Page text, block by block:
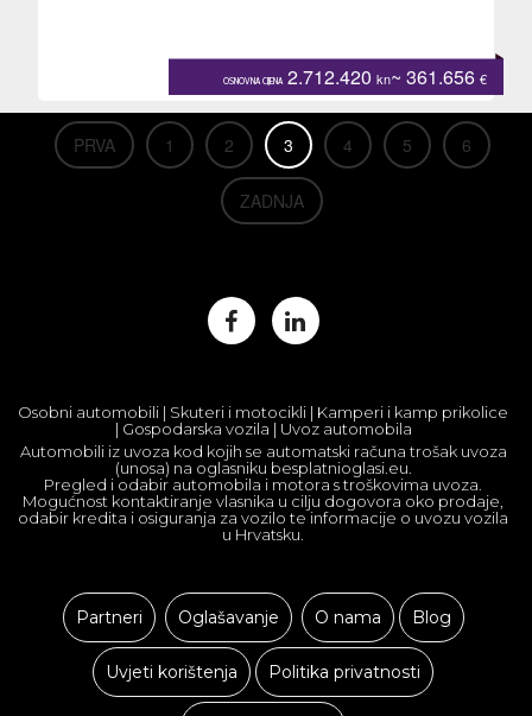
OSNOVNA CIJENA 2.712.420 kn~ 361.656 €
PRVA 1 2 3 4 5 6
ZADNJA
Osobni automobili | Skuteri i motocikli | Kamperi i kamp prikolice
| Gospodarska vozila | Uvoz automobila
Automobili iz uvoza kod kojih se automatski računa trošak uvoza
(unosa) na oglasniku besplatnioglasi.eu.
Pregled i odabir automobila i motora s troškovima uvoza.
Mogućnost kontaktiranje vlasnika u cilju dogovora oko prodaje,
odabir kredita i osiguranja za vozilo te informacije o uvozu vozila
u Hrvatsku.
Partneri Oglašavanje O nama Blog
Uvjeti korištenja Politika privatnosti